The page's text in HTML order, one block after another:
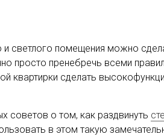
светлого помещения можно
просто пренебречь всеми
квартирки сделать
советов о том, как раздвинуть
в этом такую